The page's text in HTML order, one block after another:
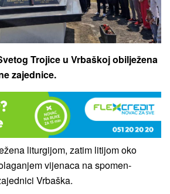
Trojice u Vrbaškoj obilježena
zajednice.
liturgijom, zatim litijom oko
vijenaca na spomen-
Vrbaška.